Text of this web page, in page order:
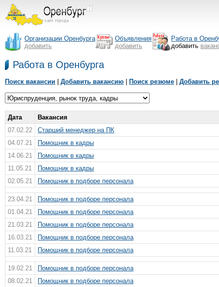
Организации Оренбурга
добавить
Объявления
добавить
Работа в
добавить
Работа в Оренбурга
Поиск вакансии Добавить вакансию Поиск резюме Добавить
Дата
Вакансия
07.02.22
Старший менеджер на ПК
04.07.21
Помощник в кадры
14.06.21
Помощник в кадры
11.05.21
Помощник в кадры
02.05.21
Помощник в подборе персонала
23.04.21
Помощник в подборе персонала
01.04.21
Помощник в подборе персонала
21.03.21
Помощник в подборе персонала
16.03.21
Помощник в подборе персонала
11.03.21
Помощник в подборе персонала
19.02.21
Помощник в подборе персонала
08.02.21
Помощник в подборе персонала